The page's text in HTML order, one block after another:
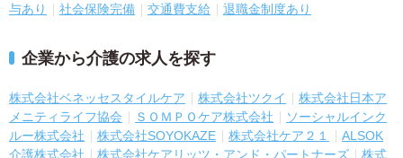
与あり
社会保険完備 交通費支給 退職金制度あり
企業から介護の求人を探す
株式会社ベネッセスタイルケア 株式会社ツクイ
株式会社日本ア
メニティライフ協会
ＳＯＭＰＯケア株式会社
ソーシャルインク
ルー株式会社
株式会社SOYOKAZE 株式会社ケア２１
ALSOK
介護株式会社
株式会社ケアリッツ・アンド・パートナーズ
株式